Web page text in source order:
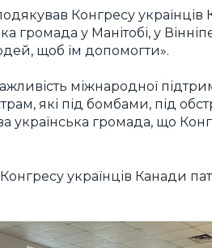
Конгресу українців
громада у Манітобі, у
щоб їм допомогти».
міжнародної
які під бомбами, під
українська громада, що
українців Канади